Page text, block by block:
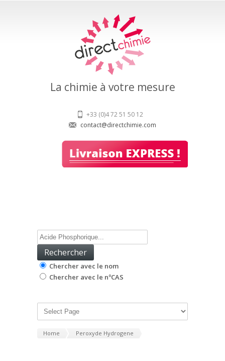
La chimie à votre mesure
+33 (0)4 72 51 50 12
contact@directchimie.com
Chercher avec le nom
Chercher avec le nºCAS
Home Peroxyde Hydrogene